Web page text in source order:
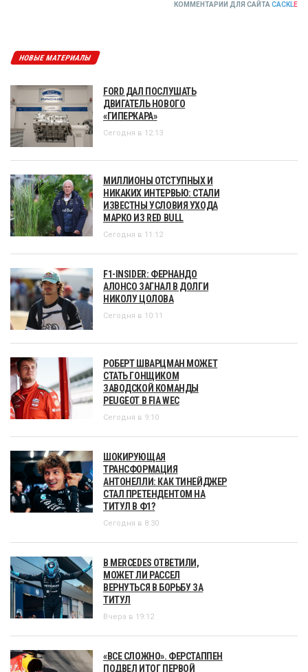
КОММЕНТАРИИ ДЛЯ САЙТА CACKLE
НОВЫЕ МАТЕРИАЛЫ
FORD ДАЛ ПОСЛУШАТЬ
ДВИГАТЕЛЬ НОВОГО
«ГИПЕРКАРА»
Сегодня в 12:13
МИЛЛИОНЫ ОТСТУПНЫХ И
НИКАКИХ ИНТЕРВЬЮ: СТАЛИ
ИЗВЕСТНЫ УСЛОВИЯ УХОДА
МАРКО ИЗ RED BULL
Сегодня в 11:12
F1-INSIDER: ФЕРНАНДО
АЛОНСО ЗАГНАЛ В ДОЛГИ
НИКОЛУ ЦОЛОВА
Сегодня в 10:11
РОБЕРТ ШВАРЦМАН МОЖЕТ
СТАТЬ ГОНЩИКОМ
ЗАВОДСКОЙ КОМАНДЫ
PEUGEOT В FIA WEC
Сегодня в 9:10
ШОКИРУЮЩАЯ
ТРАНСФОРМАЦИЯ
АНТОНЕЛЛИ: КАК ТИНЕЙДЖЕР
СТАЛ ПРЕТЕНДЕНТОМ НА
ТИТУЛ В Ф1?
Сегодня в 8:30
В MERCEDES ОТВЕТИЛИ,
МОЖЕТ ЛИ РАССЕЛ
ВЕРНУТЬСЯ В БОРЬБУ ЗА
ТИТУЛ
Вчера в 19:12
«ВСЕ СЛОЖНО». ФЕРСТАППЕН
ПОДВЕЛ ИТОГ ПЕРВОЙ